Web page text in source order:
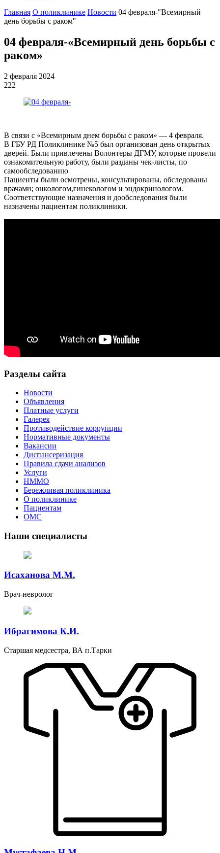
Главная О поликлинике Новости 04 февраля-"Всемирный
день борьбы с раком"
04 февраля-«Всемирный день борьбы с
раком»
2 февраля 2024
222
В связи с «Всемирным днем борьбы с раком» — 4 февраля.
В ГБУ РД Поликлинике №5 был организован день открытых
дверей. Были привлечены Волонтеры ДГМУ, которые провели
ознакомительную работу, были разданы чек-листы, по
самообследованию
Пациенты были осмотрены, консультированы, обследованы
врачами; онкологом,гинекологом и эндокринологом.
Соответствующие назначения и дообследования были
назначены пациентам поликлиники.
Разделы сайта
Новости
Объявления
Платные услуги
Галерея
Противодействие коррупции
Нормативные документы
Вакансии
Диспансеризация
Правила сдачи анализов
Услуги
НММО
Бережливая поликлиника
О поликлинике
Пациентам
ОМС
Наши специалисты
Исаханова М.М.
Врач-невролог
Ибрагимова К.И.
Старшая медсестра, ВА п.Тарки